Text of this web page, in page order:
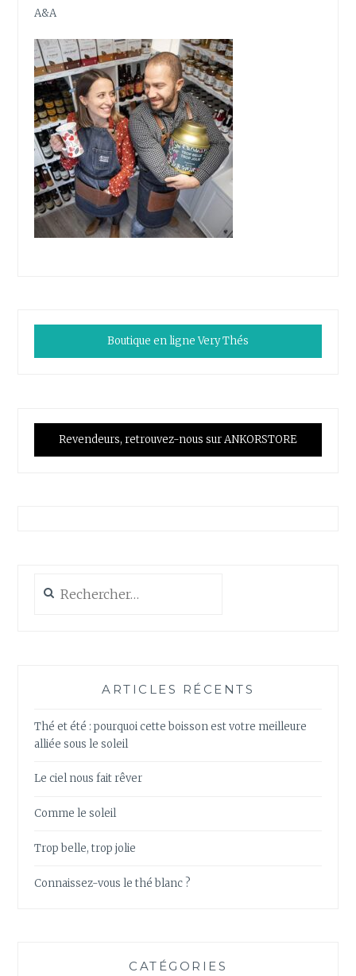
A&A
Boutique en ligne Very Thés
Revendeurs, retrouvez-nous sur ANKORSTORE
ARTICLES RÉCENTS
Thé et été : pourquoi cette boisson est votre meilleure
alliée sous le soleil
Le ciel nous fait rêver
Comme le soleil
Trop belle, trop jolie
Connaissez-vous le thé blanc ?
CATÉGORIES